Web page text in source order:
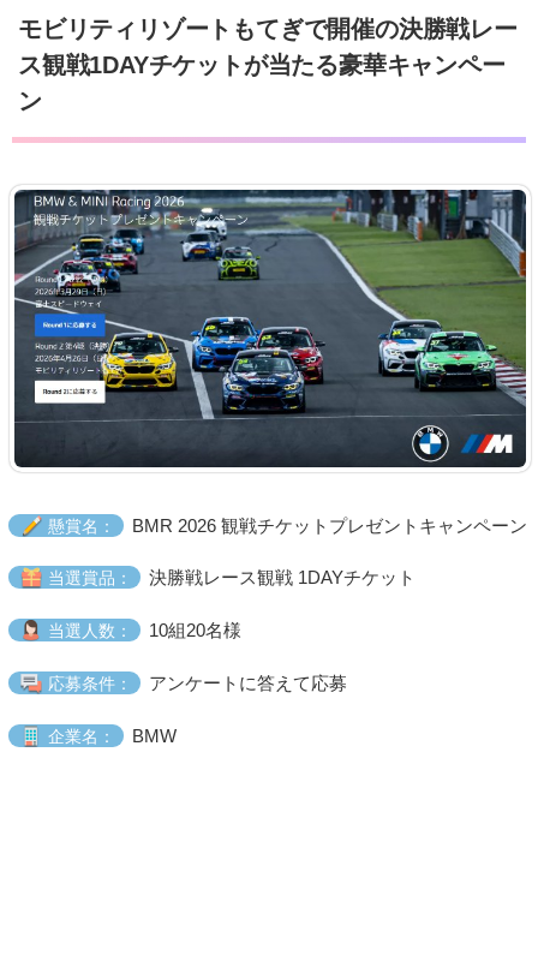
モビリティリゾートもてぎで開催の決勝戦レー
ス観戦1DAYチケットが当たる豪華キャンペー
ン
懸賞名： BMR 2026 観戦チケットプレゼントキャンペーン
当選賞品： 決勝戦レース観戦 1DAYチケット
当選人数： 10組20名様
応募条件： アンケートに答えて応募
企業名： BMW